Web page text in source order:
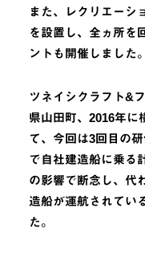
また、レクリエーシ
を設置し、全ヵ所を
ントも開催しました。
ツネイシクラフト&
県山田町、2016年に
て、今回は3回目の
で自社建造船に乗る
の影響で断念し、代
造船が運航されてい
た。